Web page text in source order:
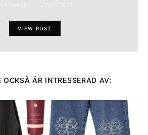
VIEW POST
OCKSÅ ÄR INTRESSERAD AV: